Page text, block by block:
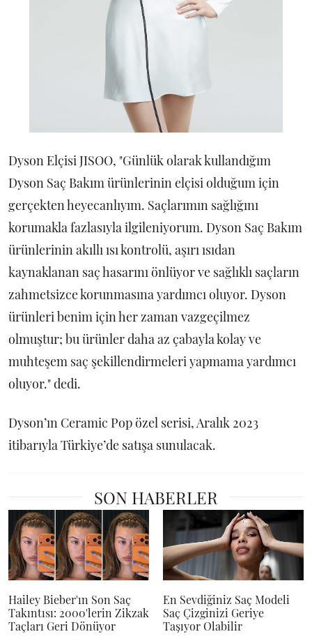
Dyson Elçisi JISOO, "Günlük olarak kullandığım
Dyson Saç Bakım ürünlerinin elçisi olduğum için
gerçekten heyecanlıyım. Saçlarımın sağlığını
korumakla fazlasıyla ilgileniyorum. Dyson Saç Bakım
ürünlerinin akıllı ısı kontrolü, aşırı ısıdan
kaynaklanan saç hasarını önlüyor ve sağlıklı saçların
zahmetsizce korunmasına yardımcı oluyor. Dyson
ürünleri benim için her zaman vazgeçilmez
olmuştur; bu ürünler daha az çabayla kolay ve
muhteşem saç şekillendirmeleri yapmama yardımcı
oluyor." dedi.
Dyson’ın Ceramic Pop özel serisi, Aralık 2023
itibarıyla Türkiye’de satışa sunulacak.
SON HABERLER
Hailey Bieber'ın Son Saç
Takıntısı: 2000'lerin Zikzak
Taçları Geri Dönüyor
En Sevdiğiniz Saç Modeli
Saç Çizginizi Geriye
Taşıyor Olabilir